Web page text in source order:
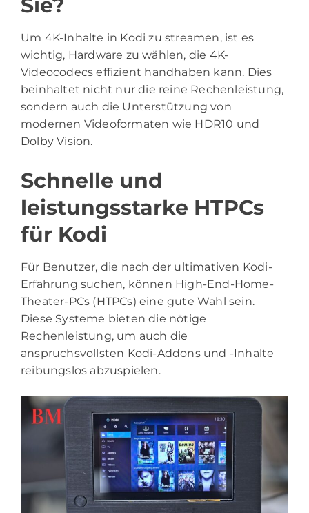
Um 4K-Inhalte in Kodi zu streamen, ist es
wichtig, Hardware zu wählen, die 4K-
Videocodecs effizient handhaben kann. Dies
beinhaltet nicht nur die reine Rechenleistung,
sondern auch die Unterstützung von
modernen Videoformaten wie HDR10 und
Dolby Vision.
Schnelle und
leistungsstarke HTPCs
für Kodi
Für Benutzer, die nach der ultimativen Kodi-
Erfahrung suchen, können High-End-Home-
Theater-PCs (HTPCs) eine gute Wahl sein.
Diese Systeme bieten die nötige
Rechenleistung, um auch die
anspruchsvollsten Kodi-Addons und -Inhalte
reibungslos abzuspielen.